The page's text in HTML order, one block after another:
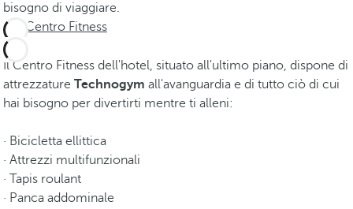
bisogno di viaggiare.
Centro Fitness
Il Centro Fitness dell'hotel, situato all'ultimo piano, dispone di
attrezzature Technogym all'avanguardia e di tutto ciò di cui
hai bisogno per divertirti mentre ti alleni:
· Bicicletta ellittica
· Attrezzi multifunzionali
· Tapis roulant
· Panca addominale